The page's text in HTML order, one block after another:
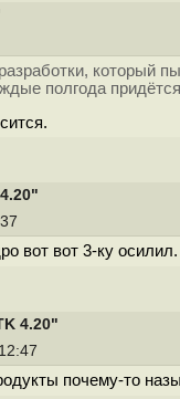
который
полгода
вот вот 3-ку
4.20"
почему-то